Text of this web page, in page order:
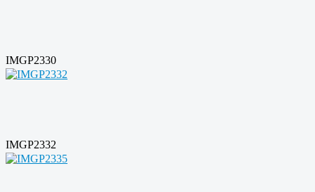
IMGP2330
IMGP2332